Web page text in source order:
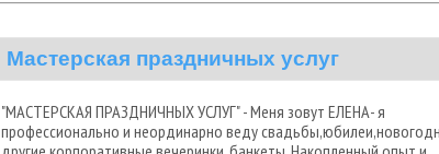
Мастерская праздничных услуг
"МАСТЕРСКАЯ ПРАЗДНИЧНЫХ УСЛУГ" - Меня зовут ЕЛЕНА- я
профессионально и неординарно веду